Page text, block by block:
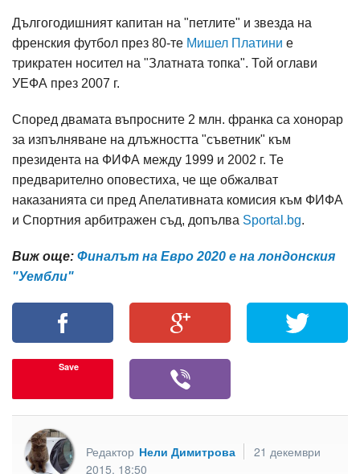
Дългогодишният капитан на "петлите" и звезда на
френския футбол през 80-те Мишел Платини е
трикратен носител на "Златната топка". Той оглави
УЕФА през 2007 г.
Според двамата въпросните 2 млн. франка са хонорар
за изпълняване на длъжността "съветник" към
президента на ФИФА между 1999 и 2002 г. Те
предварително оповестиха, че ще обжалват
наказанията си пред Апелативната комисия към ФИФА
и Спортния арбитражен съд, допълва Sportal.bg.
Виж още: Финалът на Евро 2020 е на лондонския
"Уембли"
Save
Редактор Нели Димитрова
21 декември
2015, 18:50